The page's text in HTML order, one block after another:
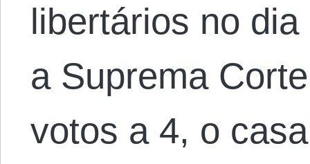
libertários no
a Suprema
votos a 4, o